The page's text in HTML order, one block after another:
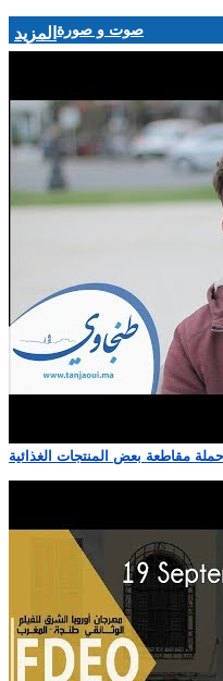
المزيد صوت و صورة
مقاطعة بعض المنتجات الغذائية